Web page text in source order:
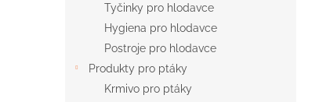
Tyčinky pro hlodavce
Hygiena pro hlodavce
Postroje pro hlodavce
Produkty pro ptáky
Krmivo pro ptáky